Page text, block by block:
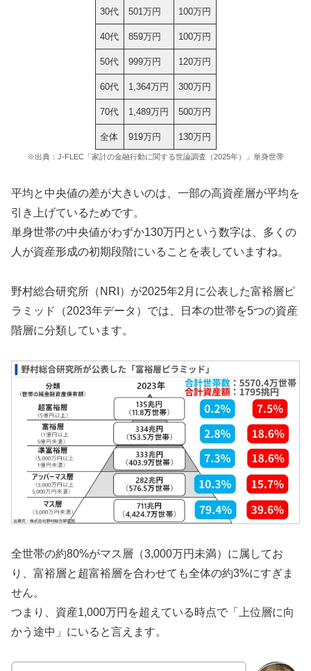
30代 501万円 100万円
40代 859万円 100万円
50代 999万円 120万円
60代 1,364万円 300万円
70代 1,489万円 500万円
全体 919万円 130万円
※出典：J-FLEC「家計の金融行動に関する世論調査（2025年）」単身世帯
平均と中央値の差が大きいのは、一部の高資産層が平均を
引き上げているためです。
単身世帯の中央値がわずか130万円という数字は、多くの
人が資産形成の初期段階にいることを表していますね。
野村総合研究所（NRI）が2025年2月に公表した富裕層ピ
ラミッド（2023年データ）では、日本の世帯を5つの資産
階層に分類しています。
全世帯の約80%がマス層（3,000万円未満）に属してお
り、富裕層と超富裕層を合わせても全体の約3%にすぎま
せん。
つまり、資産1,000万円を超えている時点で「上位層に向
かう途中」にいると言えます。